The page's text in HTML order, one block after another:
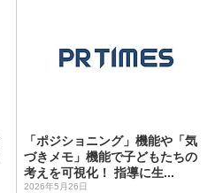
「ポジショニング」機能や「気
づきメモ」機能で子どもたちの
考えを可視化！ 指導に生...
2026年5月26日